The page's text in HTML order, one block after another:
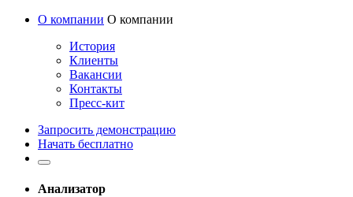
О компании О компании
История
Клиенты
Вакансии
Контакты
Пресс-кит
Запросить демонстрацию
Начать бесплатно
Анализатор